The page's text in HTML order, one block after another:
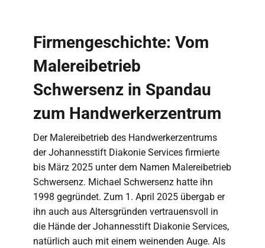
Firmengeschichte: Vom
Malereibetrieb
Schwersenz in Spandau
zum Handwerkerzentrum
Der Malereibetrieb des Handwerkerzentrums
der Johannesstift Diakonie Services firmierte
bis März 2025 unter dem Namen Malereibetrieb
Schwersenz. Michael Schwersenz hatte ihn
1998 gegründet. Zum 1. April 2025 übergab er
ihn auch aus Altersgründen vertrauensvoll in
die Hände der Johannesstift Diakonie Services,
natürlich auch mit einem weinenden Auge. Als